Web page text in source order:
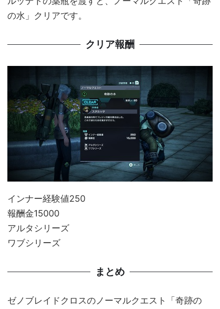
の水」クリアです。
クリア報酬
インナー経験値250
報酬金15000
アルタシリーズ
ワブシリーズ
まとめ
ゼノブレイドクロスのノーマルクエスト「奇跡の